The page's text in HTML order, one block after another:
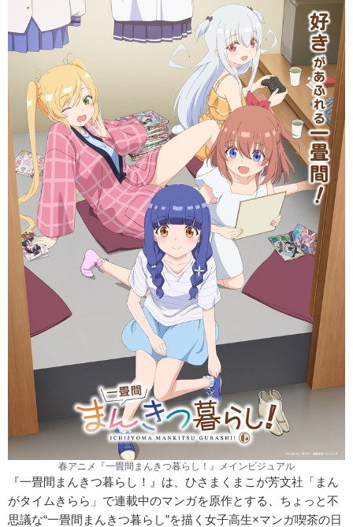
春アニメ『一畳間まんきつ暮らし！』メインビジュアル
『一畳間まんきつ暮らし！』は、ひさまくまこが芳文社「まん
がタイムきらら」で連載中のマンガを原作とする、ちょっと不
思議な“一畳間まんきつ暮らし”を描く女子高生×マンガ喫茶の日